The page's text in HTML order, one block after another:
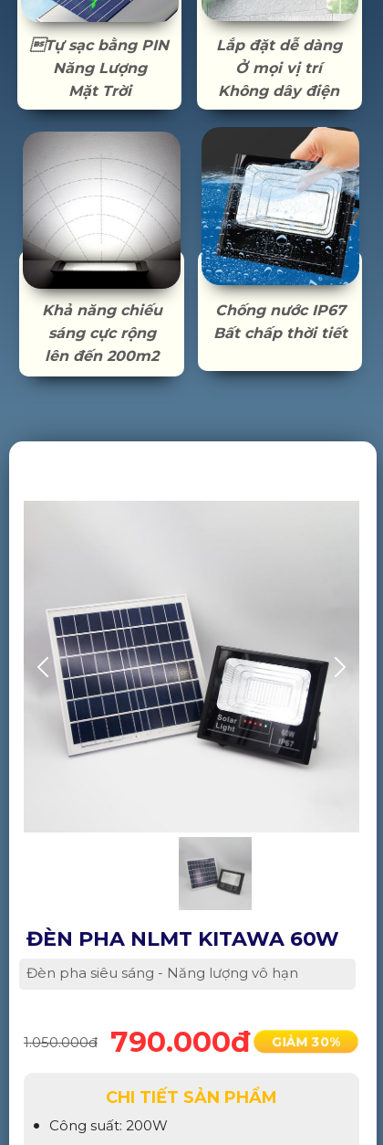
Tự sạc bằng PIN
Năng Lượng
Mặt Trời
Chống nước IP67
Bất chấp thời tiết
Khả năng chiếu
sáng cực rộng
lên đến 200m2
Lắp đặt dễ dàng
Ở mọi vị trí
Không dây điện
Đèn pha siêu sáng - Năng lượng vô hạn
ĐÈN PHA NLMT KITAWA 60W
790.000đ GIẢM 30%
1.050.000đ
Công suất: 200W
CHI TIẾT SẢN PHẨM